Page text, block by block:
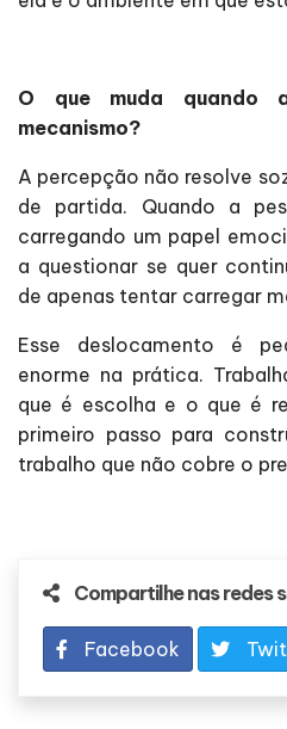
O que muda quando
mecanismo?
A percepção não resolve
de partida. Quando a
carregando um papel
a questionar se quer
de apenas tentar carregar
Esse deslocamento é
enorme na prática.
que é escolha e o que é
primeiro passo para
trabalho que não cobre o
Compartilhe nas redes
Facebook